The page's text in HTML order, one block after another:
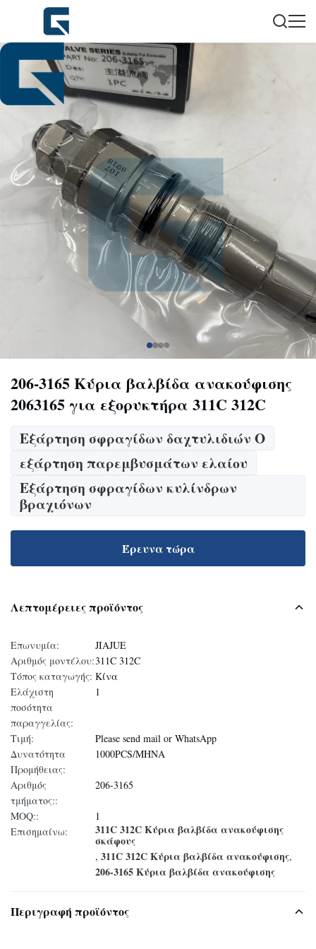
206-3165 Κύρια βαλβίδα ανακούφισης
2063165 για εξορυκτήρα 311C 312C
Εξάρτηση σφραγίδων δαχτυλιδιών Ο
εξάρτηση παρεμβυσμάτων ελαίου
Εξάρτηση σφραγίδων κυλίνδρων
βραχιόνων
Έρευνα τώρα
Λεπτομέρειες προϊόντος
Επωνυμία:
JIAJUE
Αριθμός μοντέλου:311C 312C
Τόπος καταγωγής: Κίνα
Ελάχιστη
ποσότητα
παραγγελίας:
1
Τιμή:
Please send mail or WhatsApp
Δυνατότητα
Προμήθειας:
1000PCS/ΜΗΝΑ
Αριθμός
τμήματος::
206-3165
MOQ::
1
Επισημαίνω:
311C 312C Κύρια βαλβίδα ανακούφισης
σκάφους
, 311C 312C Κύρια βαλβίδα ανακούφισης,
206-3165 Κύρια βαλβίδα ανακούφισης
Περιγραφή προϊόντος